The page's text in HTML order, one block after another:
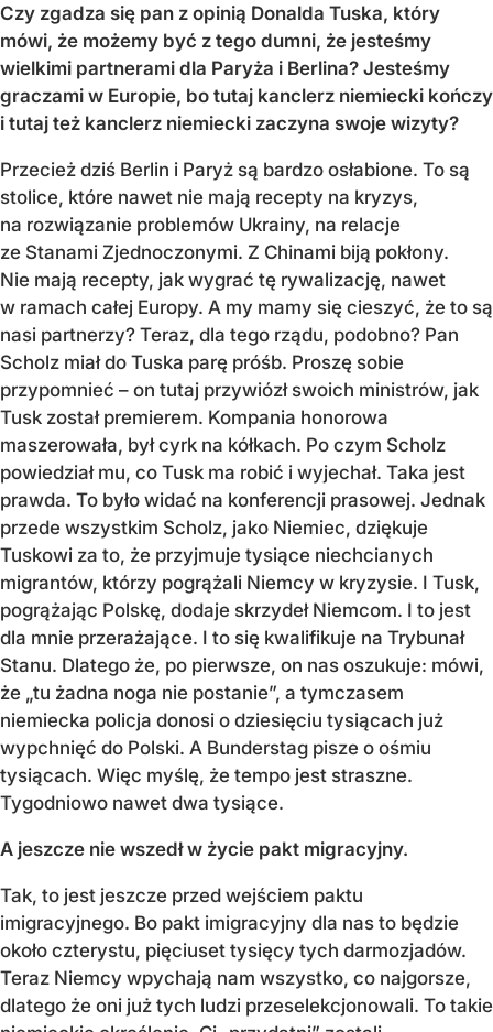
Czy zgadza się pan z opinią Donalda Tuska, który
mówi, że możemy być z tego dumni, że jesteśmy
wielkimi partnerami dla Paryża i Berlina? Jesteśmy
graczami w Europie, bo tutaj kanclerz niemiecki kończy
i tutaj też kanclerz niemiecki zaczyna swoje wizyty?
Przecież dziś Berlin i Paryż są bardzo osłabione. To są
stolice, które nawet nie mają recepty na kryzys,
na rozwiązanie problemów Ukrainy, na relacje
ze Stanami Zjednoczonymi. Z Chinami biją pokłony.
Nie mają recepty, jak wygrać tę rywalizację, nawet
w ramach całej Europy. A my mamy się cieszyć, że to są
nasi partnerzy? Teraz, dla tego rządu, podobno? Pan
Scholz miał do Tuska parę próśb. Proszę sobie
przypomnieć – on tutaj przywiózł swoich ministrów, jak
Tusk został premierem. Kompania honorowa
maszerowała, był cyrk na kółkach. Po czym Scholz
powiedział mu, co Tusk ma robić i wyjechał. Taka jest
prawda. To było widać na konferencji prasowej. Jednak
przede wszystkim Scholz, jako Niemiec, dziękuje
Tuskowi za to, że przyjmuje tysiące niechcianych
migrantów, którzy pogrążali Niemcy w kryzysie. I Tusk,
pogrążając Polskę, dodaje skrzydeł Niemcom. I to jest
dla mnie przerażające. I to się kwalifikuje na Trybunał
Stanu. Dlatego że, po pierwsze, on nas oszukuje: mówi,
że „tu żadna noga nie postanie”, a tymczasem
niemiecka policja donosi o dziesięciu tysiącach już
wypchnięć do Polski. A Bunderstag pisze o ośmiu
tysiącach. Więc myślę, że tempo jest straszne.
Tygodniowo nawet dwa tysiące.
A jeszcze nie wszedł w życie pakt migracyjny.
Tak, to jest jeszcze przed wejściem paktu
imigracyjnego. Bo pakt imigracyjny dla nas to będzie
około czterystu, pięciuset tysięcy tych darmozjadów.
Teraz Niemcy wpychają nam wszystko, co najgorsze,
dlatego że oni już tych ludzi przeselekcjonowali. To takie